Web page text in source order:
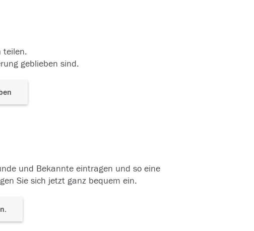
teilen.
geblieben sind.
und Bekannte eintragen und so eine
Sie sich jetzt ganz bequem ein.